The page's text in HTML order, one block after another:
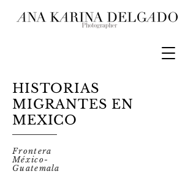
HISTORIAS
MIGRANTES EN
MEXICO
Frontera
México-
Guatemala